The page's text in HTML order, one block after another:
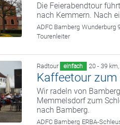
Die Feierabendtour
nach Kemmern. Nach
ADFC Bamberg Wunderburg
Tourenleiter
Radtour einfach 20 - 39 km,
Kaffeetour zum
Wir radeln von
Memmelsdorf zum
nach Bamberg.
ADFC Bamberg ERBA-